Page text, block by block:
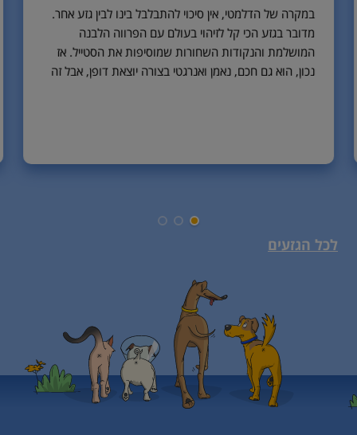
במקרה של הדלמטי, אין סיכוי להתבלבל בינו לבין גזע אחר.
מדובר בגזע הכי קל לזיהוי בעולם עם הפרווה הלבנה
המושלמת והנקודות השחורות שמוסיפות את הסטייל. אז
נכון, הוא גם חכם, נאמן ואנרגטי בצורה יוצאת דופן, אבל זה
לכל הגזעים